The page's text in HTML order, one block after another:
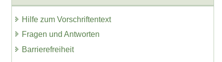
Hilfe zum Vorschriftentext
Fragen und Antworten
Barrierefreiheit